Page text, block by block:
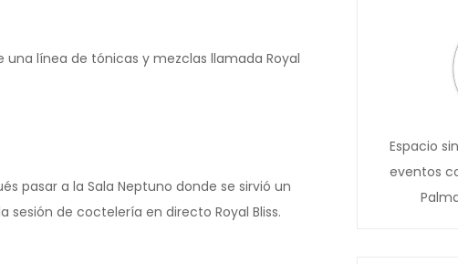
línea de tónicas y mezclas llamada Royal
pasar a la Sala Neptuno donde se sirvió un
de coctelería en directo Royal Bliss.
Espacio
eventos